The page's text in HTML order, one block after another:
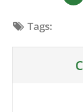
Tags: